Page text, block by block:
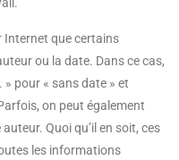
Internet que certains
ou la date. Dans ce cas,
pour « sans date » et
on peut également
Quoi qu’il en soit, ces
les informations